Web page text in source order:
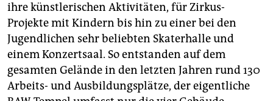
ihre künstlerischen Aktivitäten, für Zirkus-
Projekte mit Kindern bis hin zu einer bei den
Jugendlichen sehr beliebten Skaterhalle und
einem Konzertsaal. So entstanden auf dem
gesamten Gelände in den letzten Jahren rund 130
Arbeits- und Ausbildungsplätze, der eigentliche